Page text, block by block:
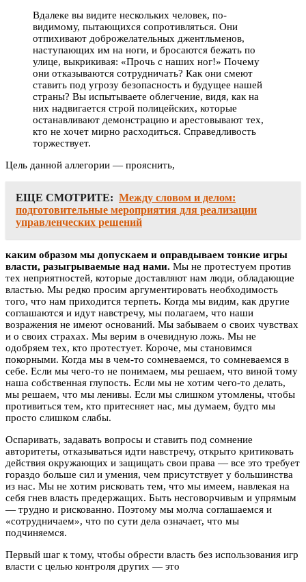
Вдалеке вы видите нескольких человек, по-
видимому, пытающихся сопротивляться. Они
отпихивают доброжелательных джентльменов,
наступающих им на ноги, и бросаются бежать по
улице, выкрикивая: «Прочь с наших ног!» Почему
они отказываются сотрудничать? Как они смеют
ставить под угрозу безопасность и будущее нашей
страны? Вы испытываете облегчение, видя, как на
них надвигается строй полицейских, которые
останавливают демонстрацию и арестовывают тех,
кто не хочет мирно расходиться. Справедливость
торжествует.
Цель данной аллегории — прояснить,
ЕЩЕ СМОТРИТЕ: Между словом и делом:
подготовительные мероприятия для реализации
управленческих решений
каким образом мы допускаем и оправдываем тонкие игры
власти, разыгрываемые над нами. Мы не протестуем против
тех неприятностей, которые доставляют нам люди, обладающие
властью. Мы редко просим аргументировать необходимость
того, что нам приходится терпеть. Когда мы видим, как другие
соглашаются и идут навстречу, мы полагаем, что наши
возражения не имеют оснований. Мы забываем о своих чувствах
и о своих страхах. Мы верим в очевидную ложь. Мы не
одобряем тех, кто протестует. Короче, мы становимся
покорными. Когда мы в чем-то сомневаемся, то сомневаемся в
себе. Если мы чего-то не понимаем, мы решаем, что виной тому
наша собственная глупость. Если мы не хотим чего-то делать,
мы решаем, что мы ленивы. Если мы слишком утомлены, чтобы
противиться тем, кто притесняет нас, мы думаем, будто мы
просто слишком слабы.
Оспаривать, задавать вопросы и ставить под сомнение
авторитеты, отказываться идти навстречу, открыто критиковать
действия окружающих и защищать свои права — все это требует
гораздо больше сил и умения, чем присутствует у большинства
из нас. Мы не хотим рисковать тем, что мы имеем, навлекая на
себя гнев власть предержащих. Быть несговорчивым и упрямым
— трудно и рискованно. Поэтому мы молча соглашаемся и
«сотрудничаем», что по сути дела означает, что мы
подчиняемся.
Первый шаг к тому, чтобы обрести власть без использования игр
власти с целью контроля других — это